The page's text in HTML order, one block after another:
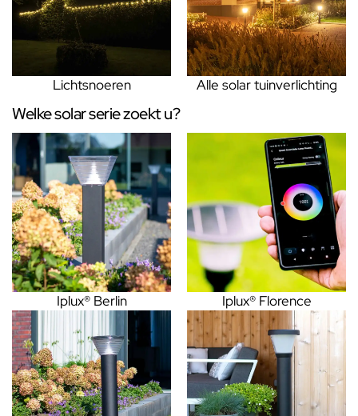
Lichtsnoeren Alle solar tuinverlichting
Welke solar serie zoekt u?
Iplux® Berlin Iplux® Florence